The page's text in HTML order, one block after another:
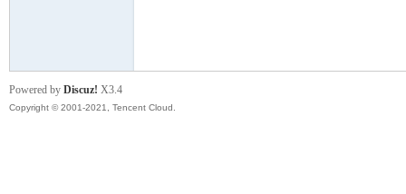
Powered by Discuz! X3.4
Copyright © 2001-2021, Tencent Cloud.